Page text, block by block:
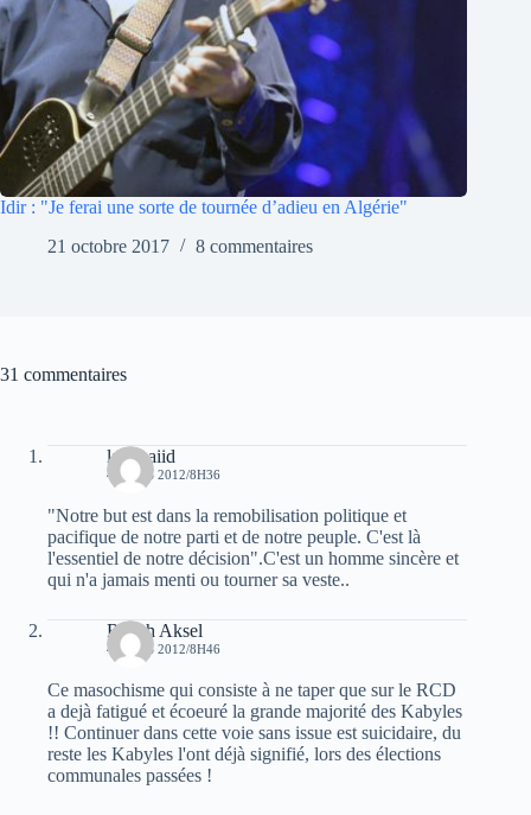
Idir : "Je ferai une sorte de tournée d’adieu en Algérie"
21 octobre 2017
8 commentaires
31 commentaires
laid baiid
4 MARS 2012/8H36
"Notre but est dans la remobilisation politique et
pacifique de notre parti et de notre peuple. C'est là
l'essentiel de notre décision".C'est un homme sincère et
qui n'a jamais menti ou tourner sa veste..
Raveh Aksel
4 MARS 2012/8H46
Ce masochisme qui consiste à ne taper que sur le RCD
a dejà fatigué et écoeuré la grande majorité des Kabyles
!! Continuer dans cette voie sans issue est suicidaire, du
reste les Kabyles l'ont déjà signifié, lors des élections
communales passées !